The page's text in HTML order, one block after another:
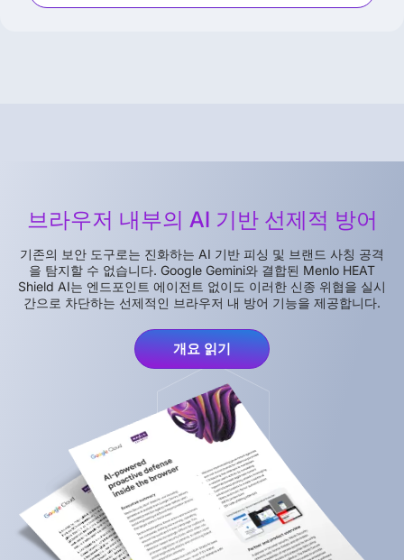
브라우저 내부의 AI 기반 선제적 방어
기존의 보안 도구로는 진화하는 AI 기반 피싱 및 브랜드 사칭 공격
을 탐지할 수 없습니다. Google Gemini와 결합된 Menlo HEAT
Shield AI는 엔드포인트 에이전트 없이도 이러한 신종 위협을 실시
간으로 차단하는 선제적인 브라우저 내 방어 기능을 제공합니다.
개요 읽기